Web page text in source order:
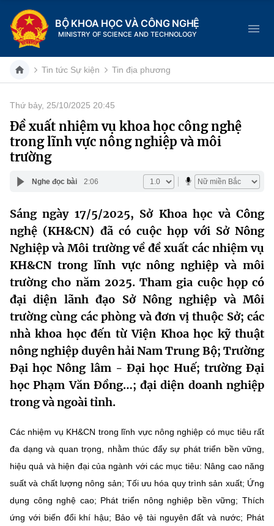
BỘ KHOA HỌC VÀ CÔNG NGHỆ
MINISTRY OF SCIENCE AND TECHNOLOGY
Danh mục
Trang chủ
Cơ cấu tổ chức
Lịch sử phát triển
Sở Khoa học và Công nghệ
Khoa học và Công nghệ
Đổi mới sáng tạo
Chuyển đổi số
Bưu chính, Viễn thông
Sở hữu trí tuệ
Tiêu chuẩn, đo lường, chất lượng
Năng lượng nguyên tử
Tin địa phương
Dịch vụ công
Hệ thống văn bản
Văn bản QPPL
Văn bản chỉ đạo điều hành
Lấy ý kiến người dân về dự thảo VBQPPL
MST IOFFICE
THỐNG KÊ
Khoa học và Công nghệ
Đổi mới sáng tạo
Chuyển đổi số
Bưu chính, Viễn thông
Sở hữu trí tuệ
Tiêu chuẩn, đo lường, chất lượng
Multimedia
THƯ ĐIỆN TỬ
Khác
Infographic
Voice
Tin tức Sự kiện Tin địa phương
Thứ bảy, 25/10/2025 20:45
Đề xuất nhiệm vụ khoa học công nghệ
trong lĩnh vực nông nghiệp và môi
trường
Nghe đọc bài 2:06
Sáng ngày 17/5/2025, Sở Khoa học và Công
nghệ (KH&CN) đã có cuộc họp với Sở Nông
Nghiệp và Môi trường về đề xuất các nhiệm vụ
KH&CN trong lĩnh vực nông nghiệp và môi
trường cho năm 2025. Tham gia cuộc họp có
đại diện lãnh đạo Sở Nông nghiệp và Môi
trường cùng các phòng và đơn vị thuộc Sở; các
nhà khoa học đến từ Viện Khoa học kỹ thuật
nông nghiệp duyên hải Nam Trung Bộ; Trường
Đại học Nông lâm - Đại học Huế; trường Đại
học Phạm Văn Đồng…; đại diện doanh nghiệp
trong và ngoài tỉnh.
Các nhiệm vụ KH&CN trong lĩnh vực nông nghiệp có mục tiêu rất
đa dạng và quan trọng, nhằm thúc đẩy sự phát triển bền vững,
hiệu quả và hiện đại của ngành với các mục tiêu: Nâng cao năng
suất và chất lượng nông sản; Tối ưu hóa quy trình sản xuất; Ứng
dụng công nghệ cao; Phát triển nông nghiệp bền vững; Thích
ứng với biến đổi khí hậu; Bảo vệ tài nguyên đất và nước; Phát